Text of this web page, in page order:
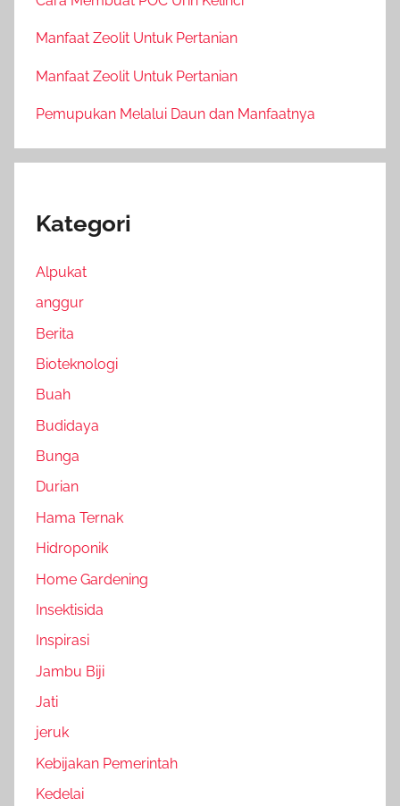
Manfaat Zeolit Untuk Pertanian
Manfaat Zeolit Untuk Pertanian
Pemupukan Melalui Daun dan Manfaatnya
Kategori
Alpukat
anggur
Berita
Bioteknologi
Buah
Budidaya
Bunga
Durian
Hama Ternak
Hidroponik
Home Gardening
Insektisida
Inspirasi
Jambu Biji
Jati
jeruk
Kebijakan Pemerintah
Kedelai